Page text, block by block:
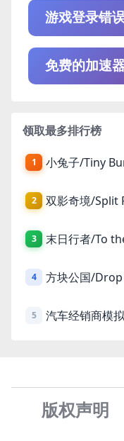
游戏登录错
免费的加速
领取最多排行榜
1 小兔子/Tiny
2
3 末日行者/To
4 方块公国/
5 汽车经销商模
版权声明